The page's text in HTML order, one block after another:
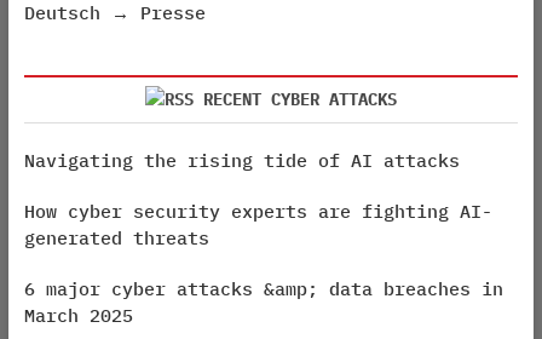
Deutsch → Presse
RECENT CYBER ATTACKS
Navigating the rising tide of AI attacks
How cyber security experts are fighting AI-
generated threats
6 major cyber attacks &amp; data breaches in
March 2025